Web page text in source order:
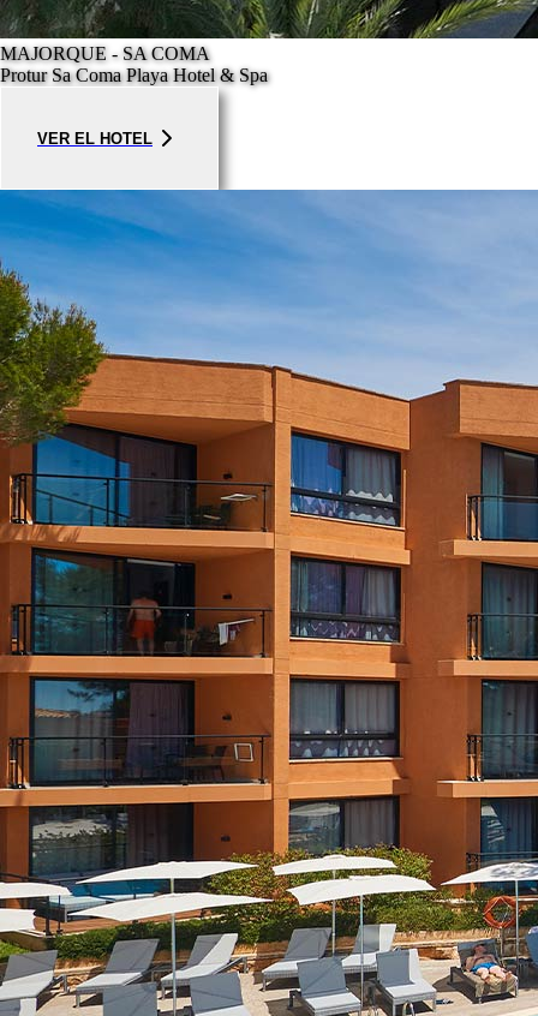
MAJORQUE - SA COMA
Protur Sa Coma Playa Hotel & Spa
VER EL HOTEL